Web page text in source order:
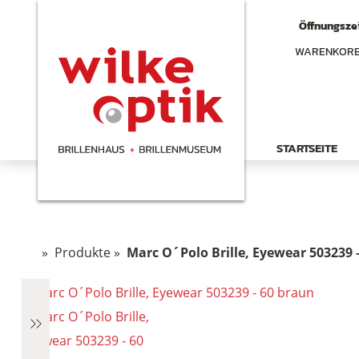
STARTSEITE
» Produkte» Marc O´Polo Brille, Eyewear 503239